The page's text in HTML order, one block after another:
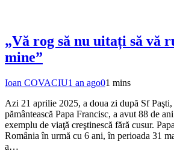
„Vă rog să nu uitați să vă
mine”
Ioan COVACIU1 an ago01 mins
Azi 21 aprilie 2025, a doua zi după Sf Paşti,
pământească Papa Francisc, a avut 88 de
exemplu de viaţă creştinescă fără cusur.
România în urmă cu 6 ani, în perioada 31
a…